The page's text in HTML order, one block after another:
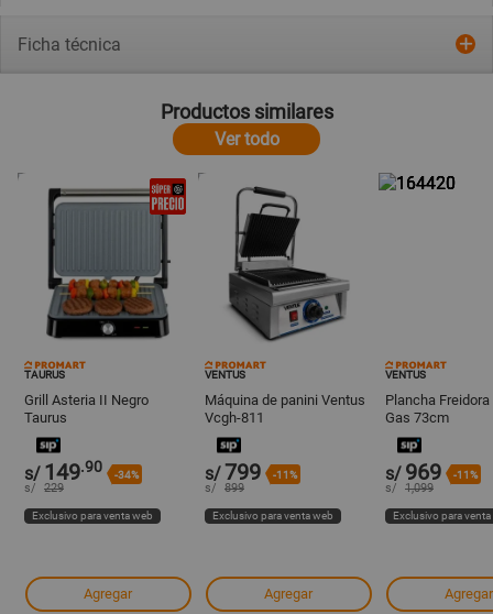
Ficha técnica
Productos similares
Ver todo
TAURUS
Grill Asteria II Negro
Taurus
s/ 149.90 -34%
s/ 229
Exclusivo para venta web
Agregar
VENTUS
Máquina de panini Ventus
Vcgh-811
s/799 -11%
s/ 899
Exclusivo para venta web
Agregar
VENTUS
Plancha
Gas 73cm
s/ 969 -11%
s/ 1,099
Exclusivo para
Agregar